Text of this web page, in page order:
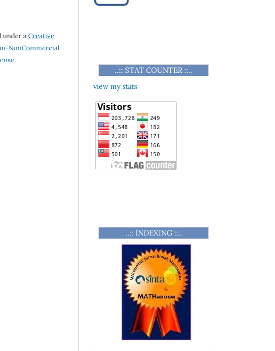
under aCreative
NonCommercial
.
..:: STAT COUNTER ::..
view my stats
..:: INDEXING ::..